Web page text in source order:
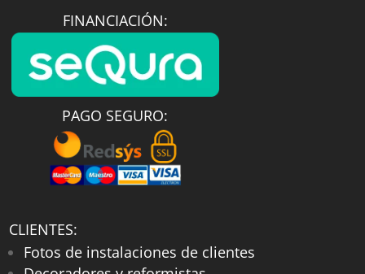
FINANCIACIÓN:
PAGO SEGURO:
CLIENTES:
Fotos de instalaciones de clientes